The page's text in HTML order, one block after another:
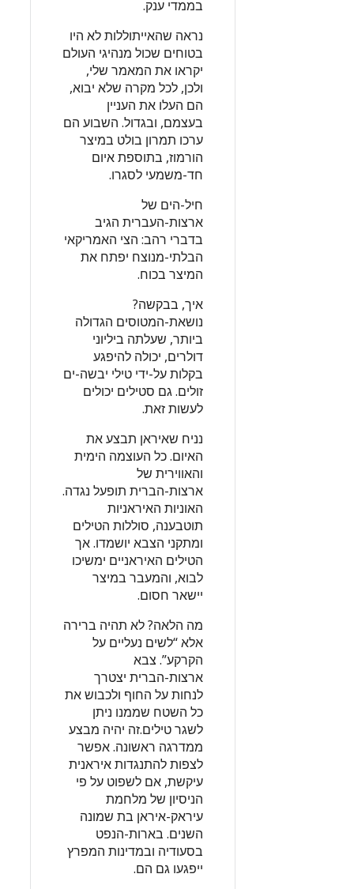
בממדי ענק.
נראה שהאייתוללות לא היו
בטוחים שכול מנהיגי העולם
יקראו את המאמר שלי,
ולכן, לכל מקרה שלא יבוא,
הם העלו את העניין
בעצמם, ובגדול. השבוע הם
ערכו תמרון בולט במיצר
הורמוז, בתוספת איום
חד-משמעי לסגרו.
חיל-הים של
ארצות-העברית הגיב
בדברי רהב: הצי האמריקאי
הבלתי-מנוצח יפתח את
המיצר בכוח.
איך, בבקשה?
נושאת-המטוסים הגדולה
ביותר, שעלתה ביליוני
דולרים, יכולה להיפגע
בקלות על-ידי טילי יבשה-ים
זולים. גם סטילים יכולים
לעשות זאת.
נניח שאיראן תבצע את
האיום. כל העוצמה הימית
והאווירית של
ארצות-הברית תופעל נגדה.
האוניות האיראניות
תוטבענה, סוללות הטילים
ומתקני הצבא יושמדו. אך
הטילים האיראניים ימשיכו
לבוא, והמעבר במיצר
יישאר חסום.
מה הלאה? לא תהיה ברירה
אלא “לשים נעליים על
הקרקע”. צבא
ארצות-הברית יצטרך
לנחות על החוף ולכבוש את
כל השטח שממנו ניתן
לשגר טילים.זה יהיה מבצע
ממדרגה ראשונה. אפשר
לצפות להתנגדות איראנית
עיקשת, אם לשפוט על פי
הניסיון של מלחמת
עיראק-איראן בת שמונה
השנים. בארות-הנפט
בסעודיה ובמדינות המפרץ
ייפגעו גם הם.